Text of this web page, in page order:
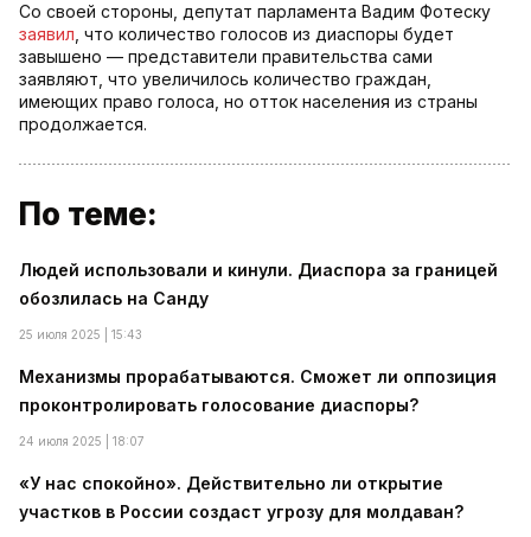
Со своей стороны, депутат парламента Вадим Фотеску
заявил , что количество голосов из диаспоры будет
завышено — представители правительства сами
заявляют, что увеличилось количество граждан,
имеющих право голоса, но отток населения из страны
продолжается.
По теме:
Людей использовали и кинули. Диаспора за границей
обозлилась на Санду
25 июля 2025 | 15:43
Механизмы прорабатываются. Сможет ли оппозиция
проконтролировать голосование диаспоры?
24 июля 2025 | 18:07
«У нас спокойно». Действительно ли открытие
участков в России создаст угрозу для молдаван?